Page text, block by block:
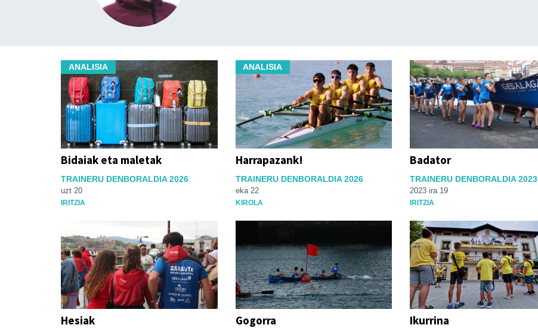
ANALISIA
Bidaiak eta maletak
TRAINERU DENBORALDIA 2026
uzt 20
IRITZIA
ANALISIA
Harrapazank!
TRAINERU DENBORALDIA 2026
eka 22
KIROLA
Badator
TRAINERU DENBORALDIA 2023
2023 ira 19
IRITZIA
Hesiak Gogorra Ikurrina